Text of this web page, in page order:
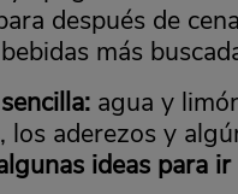
después de
más
agua y
aderezos y
ideas para